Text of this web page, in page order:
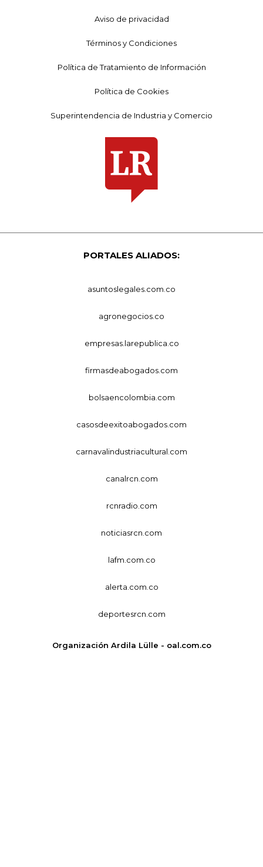
Aviso de privacidad
Términos y Condiciones
Política de Tratamiento de Información
Política de Cookies
Superintendencia de Industria y Comercio
PORTALES ALIADOS:
asuntoslegales.com.co
agronegocios.co
empresas.larepublica.co
firmasdeabogados.com
bolsaencolombia.com
casosdeexitoabogados.com
carnavalindustriacultural.com
canalrcn.com
rcnradio.com
noticiasrcn.com
lafm.com.co
alerta.com.co
deportesrcn.com
Organización Ardila Lülle - oal.com.co